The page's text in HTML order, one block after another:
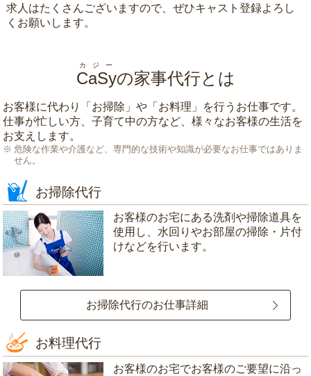
求人はたくさんございますので、ぜひキャスト登録よろし
くお願いします。
CaSy
カジー
の家事代行とは
お客様に代わり「 お掃除 」や「 お料理 」を行うお仕事です。
仕事が忙しい方、子育て中の方など、様々なお客様の生活を
お支えします。
危険な作業や介護など、専門的な技術や知識が必要なお仕事ではありま
せん。
お掃除代行
お客様のお宅にある洗剤や掃除道具を
使用し、水回りやお部屋の掃除・片付
けなどを行います。
お掃除代行のお仕事詳細
お料理代行
お客様のお宅でお客様のご要望に沿っ